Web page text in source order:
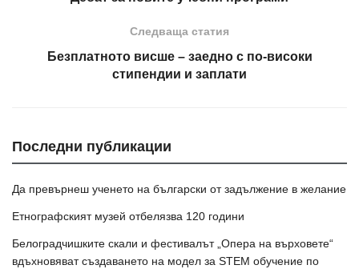
Следваща статия
Безплатното висше – заедно с по-високи
стипендии и заплати
Последни публикации
Да превърнеш ученето на български от задължение в желание
Етнографският музей отбелязва 120 години
Белоградчишките скали и фестивалът „Опера на върховете“
вдъхновяват създаването на модел за STEM обучение по